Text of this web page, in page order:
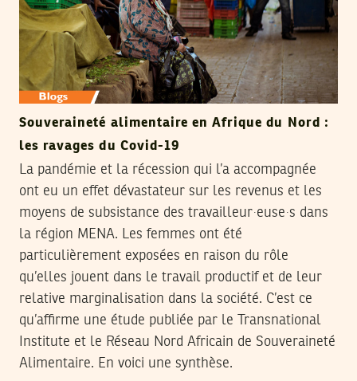
Souveraineté alimentaire en Afrique du Nord :
les ravages du Covid-19
La pandémie et la récession qui l’a accompagnée
ont eu un effet dévastateur sur les revenus et les
moyens de subsistance des travailleur∙euse∙s dans
la région MENA. Les femmes ont été
particulièrement exposées en raison du rôle
qu’elles jouent dans le travail productif et de leur
relative marginalisation dans la société. C’est ce
qu’affirme une étude publiée par le Transnational
Institute et le Réseau Nord Africain de Souveraineté
Alimentaire. En voici une synthèse.